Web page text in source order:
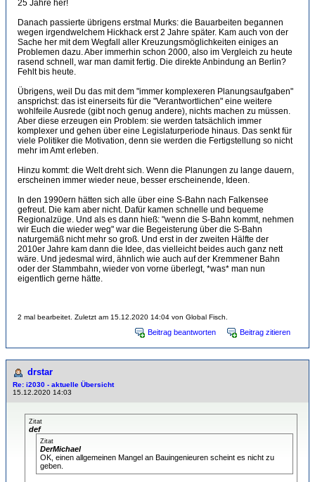
25 Jahre her!
Danach passierte übrigens erstmal Murks: die Bauarbeiten begannen
wegen irgendwelchem Hickhack erst 2 Jahre später. Kam auch von der
Sache her mit dem Wegfall aller Kreuzungsmöglichkeiten einiges an
Problemen dazu. Aber immerhin schon 2000, also im Vergleich zu heute
rasend schnell, war man damit fertig. Die direkte Anbindung an Berlin?
Fehlt bis heute.
Übrigens, weil Du das mit dem "immer komplexeren Planungsaufgaben"
ansprichst: das ist einerseits für die "Verantwortlichen" eine weitere
wohlfeile Ausrede (gibt noch genug andere), nichts machen zu müssen.
Aber diese erzeugen ein Problem: sie werden tatsächlich immer
komplexer und gehen über eine Legislaturperiode hinaus. Das senkt für
viele Politiker die Motivation, denn sie werden die Fertigstellung so nicht
mehr im Amt erleben.
Hinzu kommt: die Welt dreht sich. Wenn die Planungen zu lange dauern,
erscheinen immer wieder neue, besser erscheinende, Ideen.
In den 1990ern hätten sich alle über eine S-Bahn nach Falkensee
gefreut. Die kam aber nicht. Dafür kamen schnelle und bequeme
Regionalzüge. Und als es dann hieß: "wenn die S-Bahn kommt, nehmen
wir Euch die wieder weg" war die Begeisterung über die S-Bahn
naturgemäß nicht mehr so groß. Und erst in der zweiten Hälfte der
2010er Jahre kam dann die Idee, das vielleicht beides auch ganz nett
wäre. Und jedesmal wird, ähnlich wie auch auf der Kremmener Bahn
oder der Stammbahn, wieder von vorne überlegt, *was* man nun
eigentlich gerne hätte.
2 mal bearbeitet. Zuletzt am 15.12.2020 14:04 von Global Fisch.
Beitrag beantworten Beitrag zitieren
drstar
Re: i2030 - aktuelle Übersicht
15.12.2020 14:03
Zitat
def
Zitat
DerMichael
OK, einen allgemeinen Mangel an Bauingenieuren scheint es nicht zu
geben.